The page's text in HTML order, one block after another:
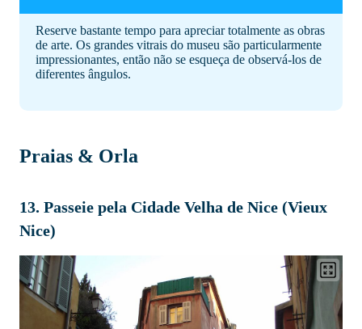
Reserve bastante tempo para apreciar totalmente as obras
de arte. Os grandes vitrais do museu são particularmente
impressionantes, então não se esqueça de observá-los de
diferentes ângulos.
Praias & Orla
13. Passeie pela Cidade Velha de Nice (Vieux
Nice)